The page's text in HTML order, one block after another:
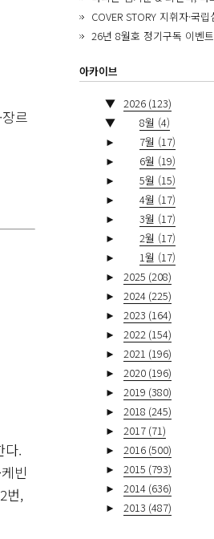
르
다.
빈
번,
26년 8월호 정기구독 이벤트
아카이브
▼ 2026 (123)
▼
8월 (4)
►
7월 (17)
►
6월 (19)
►
5월 (15)
►
4월 (17)
►
3월 (17)
►
2월 (17)
►
1월 (17)
►
2025 (208)
►
2024 (225)
►
2023 (164)
►
2022 (154)
►
2021 (196)
►
2020 (196)
►
2019 (380)
►
2018 (245)
►
2017 (71)
►
2016 (500)
►
2015 (793)
►
2014 (636)
►
2013 (487)